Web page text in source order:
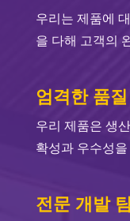
우리는 제품에
을 다해 고객의
엄격한 품
우리 제품은 생
확성과 우수성
전문 개발 팀